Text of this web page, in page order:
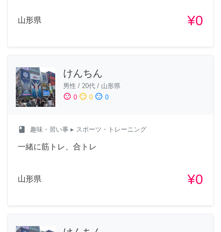
山形県 ¥0
けんちん
男性 / 20代 / 山形県
sentiment_satisfied 0 sentiment_neutral 0 sentiment_dissatisfied 0
class 趣味・習い事 ▸ スポーツ・トレーニング
一緒に筋トレ、合トレ
山形県 ¥0